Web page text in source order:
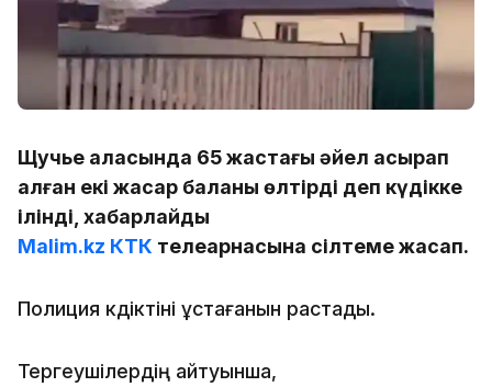
Щучье қаласында 65 жастағы әйел асырап
алған екі жасар баланы өлтірді деп күдікке
ілінді, хабарлайды
Malim.kz КТК телеарнасына сілтеме жасап.
Полиция күдіктіні ұстағанын растады.
Тергеушілердің айтуынша,